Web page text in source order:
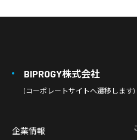
BIPROGY株式会社
(コーポレートサイトへ遷移します)
企業情報